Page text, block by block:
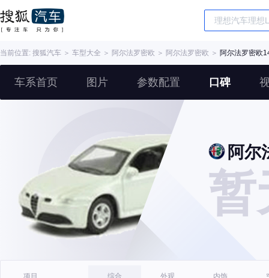
当前位置: 搜狐汽车 ＞ 车型大全 ＞ 阿尔法罗密欧 ＞ 阿尔法罗密欧 ＞ 阿尔法罗密欧
车系首页 图片 参数配置 口碑
阿尔
暂
项目
综合
外观
内饰